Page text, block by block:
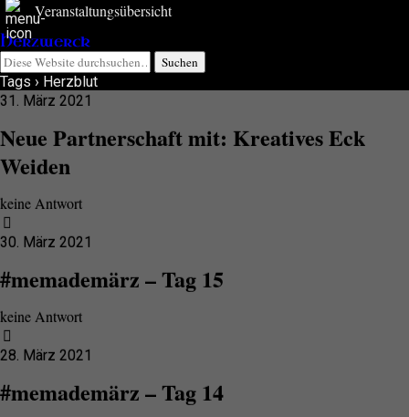
Veranstaltungsübersicht
Herzwerck
Tags › Herzblut
31. März 2021
Neue Partnerschaft mit: Kreatives Eck
Weiden
keine Antwort
30. März 2021
#memademärz – Tag 15
keine Antwort
28. März 2021
#memademärz – Tag 14